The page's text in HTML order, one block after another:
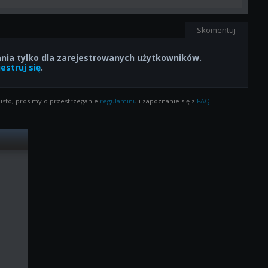
Skomentuj
tylko dla zarejestrowanych użytkowników.
się.
prosimy o przestrzeganie regulaminu i zapoznanie się z FAQ